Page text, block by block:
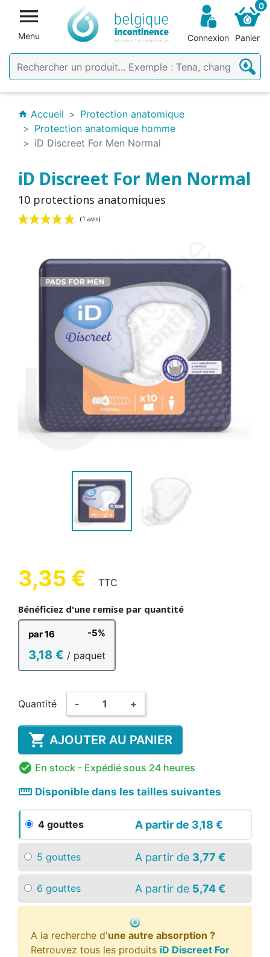

Menu Connexion
0
Panier
home Accueil
Protection anatomique
Protection anatomique homme
iD Discreet For Men Normal
iD Discreet For Men Normal
10 protections anatomiques
(1 avis)
3,35 € TTC
Bénéficiez d'une remise par quantité
par 16 -5%
3,18 € / paquet
Quantité - +
 AJOUTER AU PANIER
 En stock - Expédié sous 24 heures
straighten Disponible dans les tailles suivantes
4 gouttes A partir de 3,18 €
5 gouttes A partir de 3,77 €
6 gouttes A partir de 5,74 €
A la recherche d'une autre absorption ?
Retrouvez tous les produits iD Discreet For